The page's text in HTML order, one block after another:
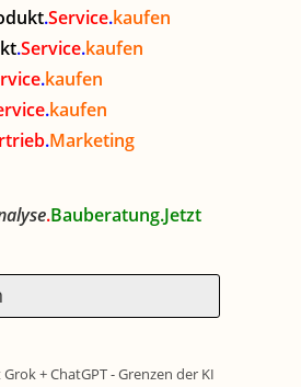
.Service.kaufen
.Service.kaufen
.kaufen
.kaufen
.Marketing
.Bauberatung.Jetzt